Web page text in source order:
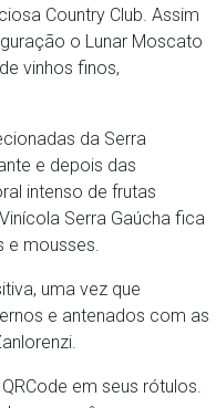
Country Club. Assim
o Lunar Moscato
vinhos finos,
da Serra
e depois das
intenso de frutas
Serra Gaúcha fica
e mousses.
uma vez que
e antenados com as
em seus rótulos.